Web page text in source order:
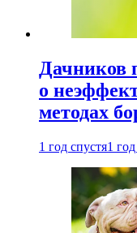
Дачников
о
методах
1 год спустя1